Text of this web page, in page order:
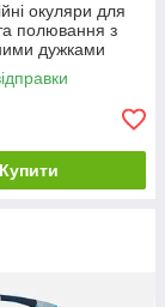
окуляри для
полювання з
дужками
Купити